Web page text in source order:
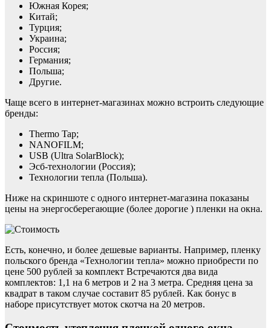
Южная Корея;
Китай;
Турция;
Украина;
Россия;
Германия;
Польша;
Другие.
Чаще всего в интернет-магазинах можно встроить следующие
бренды:
Thermo Tap;
NANOFILM;
USB (Ultra SolarBlock);
Эсб-технологии (Россия);
Технологии тепла (Польша).
Ниже на скриншоте с одного интернет-магазина показаны
цены на энергосберегающие (более дорогие ) пленки на окна.
Есть, конечно, и более дешевые варианты. Например, пленку
польского бренда «Технологии тепла» можно приобрести по
цене 500 рублей за комплект Встречаются два вида
комплектов: 1,1 на 6 метров и 2 на 3 метра. Средняя цена за
квадрат в таком случае составит 85 рублей. Как бонус в
наборе присутствует моток скотча на 20 метров.